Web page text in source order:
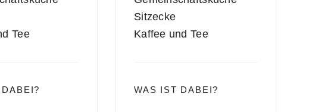
Tee
Sitzecke
Kaffee und Tee
WAS IST DABEI?